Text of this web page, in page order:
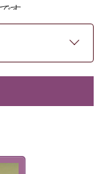
す。
をお愉しみくだ
、 安心安全にご
ログラムの基、